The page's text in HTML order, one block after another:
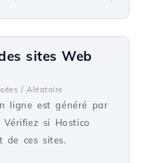
sites Web
/ Aléatoire
ligne est généré par
si Hostico
de ces sites.